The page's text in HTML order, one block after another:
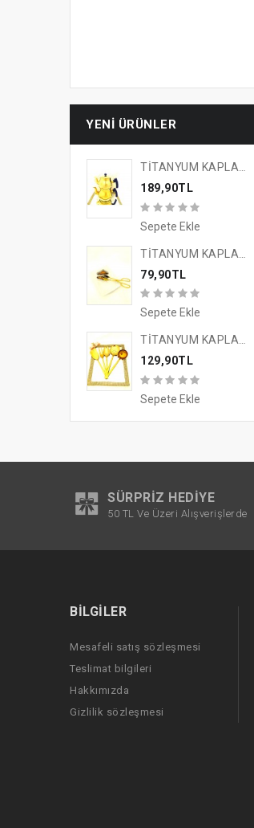
YENI ÜRÜNLER
TİTANYUM KAPLAMA GOLD TASARIM ÇAYKEYFİ ÇAYDANLIK
189,90TL
Sepete Ekle
79,90TL
Sepete Ekle
TİTANYUM KAPLAMA GOLD TASARIM 5'Lİ SERVİS SETİ
129,90TL
Sepete Ekle
SÜRPRIZ HEDIYE
50 TL Ve Üzeri Alışverişlerde
BILGILER
Mesafeli satış sözleşmesi
Teslimat bilgileri
Hakkımızda
Gizlilik sözleşmesi